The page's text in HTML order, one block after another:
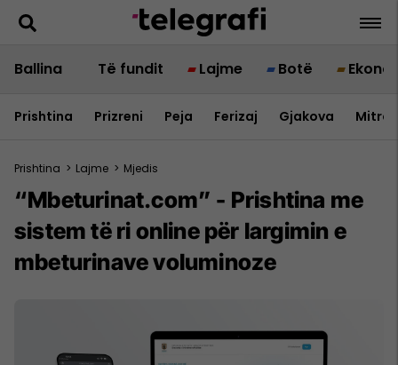
Ballina Të fundit Lajme Botë
Prishtina Prizreni Peja Ferizaj Gjakova
Prishtina > Lajme > Mjedis
“Mbeturinat.com” - Prishtina me
sistem të ri online për largimin e
mbeturinave voluminoze